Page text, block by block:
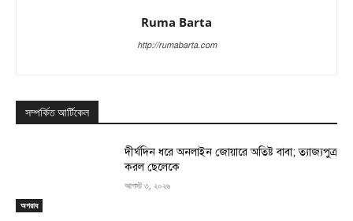
Ruma Barta
http://rumabarta.com
সম্পর্কিত আর্টিকেল
অপরাধ
দীর্ঘদিন ধরে অনলাইন জোয়ারে অতিষ্ট বাবা; ত্যাজ্যপুত্র
করল ছেলেকে
আগস্ট ৩, ২০২৬